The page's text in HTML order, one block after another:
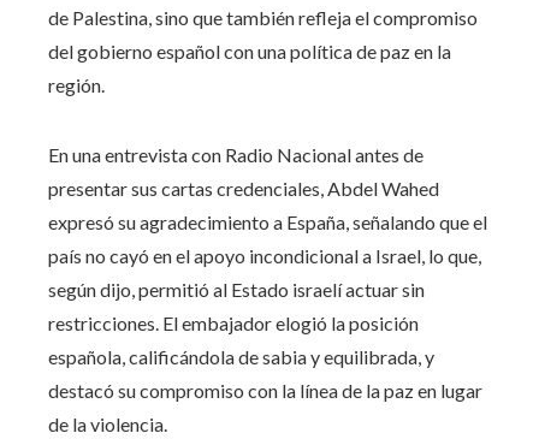
de Palestina, sino que también refleja el compromiso
del gobierno español con una política de paz en la
región.
En una entrevista con Radio Nacional antes de
presentar sus cartas credenciales, Abdel Wahed
expresó su agradecimiento a España, señalando que el
país no cayó en el apoyo incondicional a Israel, lo que,
según dijo, permitió al Estado israelí actuar sin
restricciones. El embajador elogió la posición
española, calificándola de sabia y equilibrada, y
destacó su compromiso con la línea de la paz en lugar
de la violencia.